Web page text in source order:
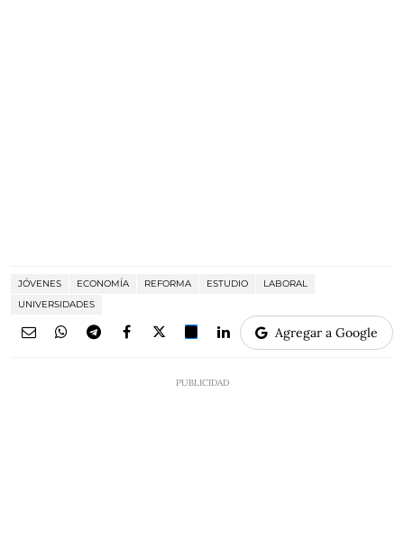
JÓVENES ECONOMÍA REFORMA ESTUDIO
LABORAL
UNIVERSIDADES
Agregar a Google